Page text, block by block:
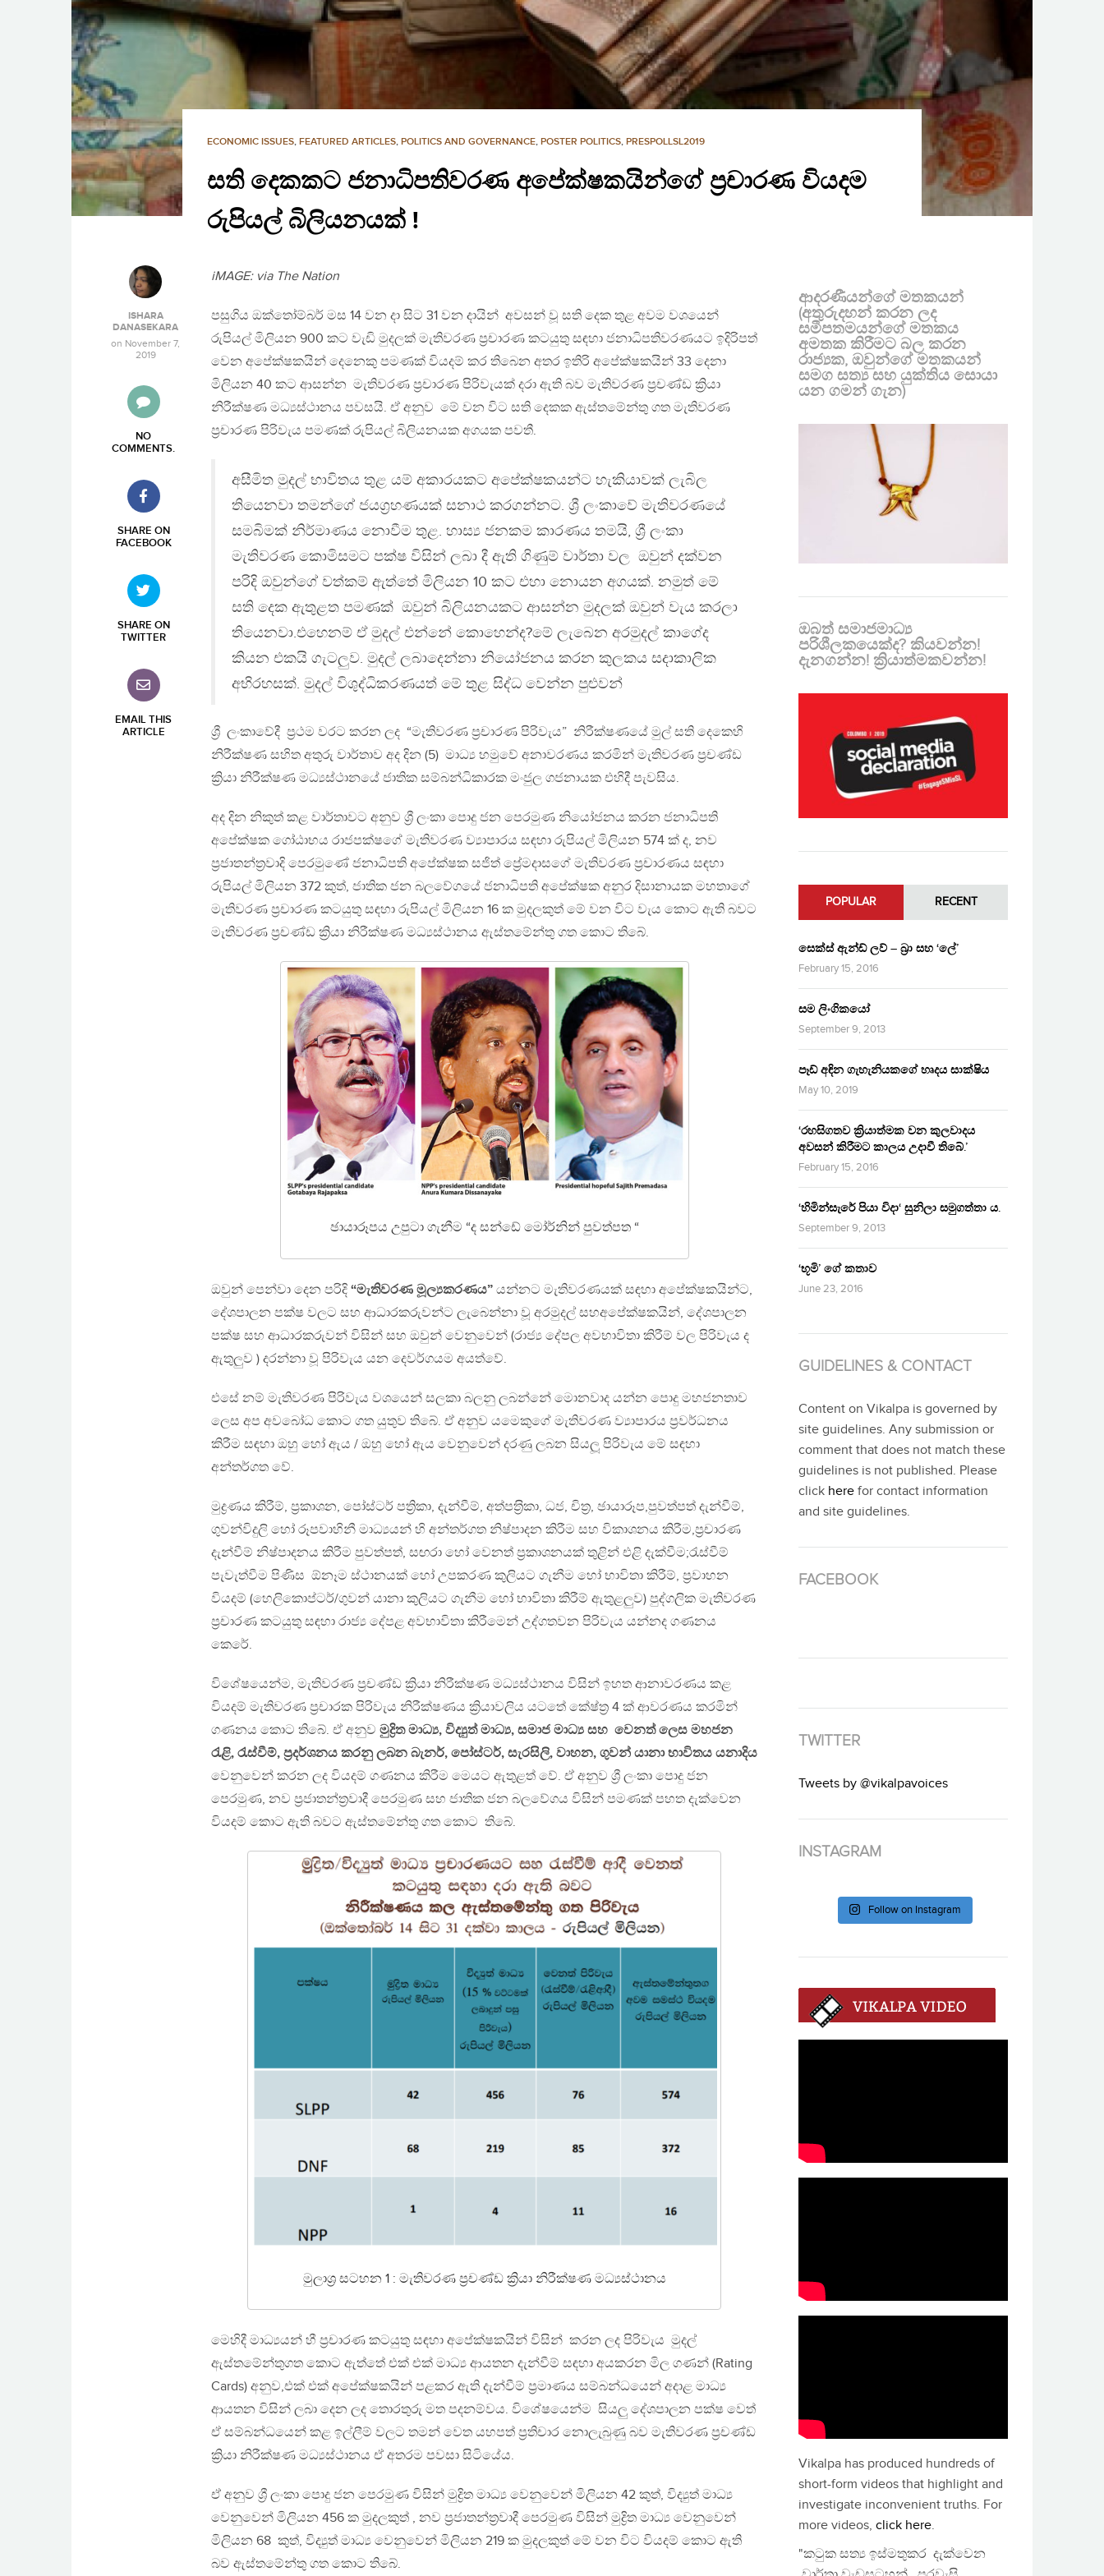
ECONOMIC ISSUES, FEATURED ARTICLES, POLITICS AND GOVERNANCE, POSTER POLITICS, PRESPOLLSL2019
සති දෙකකට ජනාධිපතිවරණ අපේක්ෂකයින්ගේ ප්‍රචාරණ වියදම
රුපියල් බිලියනයක් !
ISHARA
DANASEKARA
on November 7,
2019
NO
COMMENTS.
SHARE ON
FACEBOOK
SHARE ON
TWITTER
EMAIL THIS
ARTICLE
iMAGE: via The Nation
පසුගිය ඔක්තෝම්බර් මස 14 වන දා සිට 31 වන දායින් අවසන් වූ සති දෙක තුළ අවම වශයෙන්
රුපියල් මිලියන 900 කට වැඩි මුදලක් මැතිවරණ ප්‍රචාරණ කටයුතු සඳහා ජනාධිපතිවරණයට ඉදිරිපත්
වෙන අපේක්ෂකයින් දෙනෙකු පමණක් වියදම් කර තිබෙන අතර ඉතිරි අපේක්ෂකයින් 33 දෙනා
මිලියන 40 කට ආසන්න මැතිවරණ ප්‍රචාරණ පිරිවැයක් දරා ඇති බව මැතිවරණ ප්‍රචණ්ඩ ක්‍රියා
නිරීක්ෂණ මධ්‍යස්ථානය පවසයි. ඒ අනුව මේ වන විට සති දෙකක ඇස්තමේන්තු ගත මැතිවරණ
ප්‍රචාරණ පිරිවැය පමණක් රුපියල් බිලියනයක අගයක පවතී.
අසීමිත මුදල් භාවිතය තුළ යම් අකාරයකට අපේක්ෂකයන්ට හැකියාවක් ලැබිල
තියෙනවා තමන්ගේ ජයග්‍රහණයක් සනාථ කරගන්නට. ශ්‍රී ලංකාවේ මැතිවරණයේ
සමබිමක් නිර්මාණය නොවීම තුළ. හාස්‍ය ජනකම කාරණය තමයි, ශ්‍රී ලංකා
මැතිවරණ කොමිසමට පක්ෂ විසින් ලබා දී ඇති ගිණුම් වාර්තා වල ඔවුන් දක්වන
පරිදි ඔවුන්ගේ වත්කම් ඇත්තේ මිලියන 10 කට එහා නොයන අගයක්. නමුත් මේ
සති දෙක ඇතුළත පමණක් ඔවුන් බිලියනයකට ආසන්න මුදලක් ඔවුන් වැය කරලා
තියෙනවා.එහෙනම් ඒ මුදල් එන්නේ කොහෙන්ද?මේ ලැබෙන අරමුදල් කාගේද
කියන එකයි ගැටලුව. මුදල් ලබාදෙන්නා නියෝජනය කරන කුලකය සදාකාලික
අභිරහසක්. මුදල් විශුද්ධිකරණයත් මේ තුළ සිද්ධ වෙන්න පුළුවන්
ශ්‍රී ලංකාවේදී ප්‍රථම වරට කරන ලද “මැතිවරණ ප්‍රචාරණ පිරිවැය” නිරීක්ෂණයේ මුල් සති දෙකෙහි
නිරීක්ෂණ සහිත අතුරු වාර්තාව අද දින (5) මාධ්‍ය හමුවේ අනාවරණය කරමින් මැතිවරණ ප්‍රචණ්ඩ
ක්‍රියා නිරීක්ෂණ මධ්‍යස්ථානයේ ජාතික සම්බන්ධිකාරක මංජුල ගජනායක එහිදී පැවසිය.
අද දින නිකුත් කළ වාර්තාවට අනුව ශ්‍රී ලංකා පොදු ජන පෙරමුණ නියෝජනය කරන ජනාධිපති
අපේක්ෂක ගෝඨාභය රාජපක්ෂගේ මැතිවරණ ව්‍යාපාරය සඳහා රුපියල් මිලියන 574 ක් ද, නව
ප්‍රජාතන්ත්‍රවාදි පෙරමුණේ ජනාධිපති අපේක්ෂක සජිත් ප්‍රේමදාසගේ මැතිවරණ ප්‍රචාරණය සඳහා
රුපියල් මිලියන 372 කුත්, ජාතික ජන බලවේගයේ ජනාධිපති අපේක්ෂක අනුර දිසානායක මහතාගේ
මැතිවරණ ප්‍රචාරණ කටයුතු සඳහා රුපියල් මිලියන 16 ක මුදලකුත් මේ වන විට වැය කොට ඇති බවට
මැතිවරණ ප්‍රචණ්ඩ ක්‍රියා නිරීක්ෂණ මධ්‍යස්ථානය ඇස්තමේන්තු ගත කොට තිබේ.
ඡායාරූපය උපුටා ගැනීම “ද සන්ඩේ මෝර්නින් පුවත්පත “
ඔවුන් පෙන්වා දෙන පරිදි “මැතිවරණ මූල්‍යකරණය” යන්නට මැතිවරණයක් සඳහා අපේක්ෂකයින්ට,
දේශපාලන පක්ෂ වලට සහ ආධාරකරුවන්ට ලැබෙන්නා වූ අරමුදල් සහඅපේක්ෂකයින්, දේශපාලන
පක්ෂ සහ ආධාරකරුවන් විසින් සහ ඔවුන් වෙනුවෙන් (රාජ්‍ය දේපල අවභාවිතා කිරීම් වල පිරිවැය ද
ඇතුලුව ) දරන්නා වූ පිරිවැය යන දෙවර්ගයම අයත්වේ.
එසේ නම් මැතිවරණ පිරිවැය වශයෙන් සලකා බලනු ලබන්නේ මොනවාද යන්න පොදු මහජනතාව
ලෙස අප අවබෝධ කොට ගත යුතුව තිබේ. ඒ අනුව යමෙකුගේ මැතිවරණ ව්‍යාපාරය ප‍්‍රවර්ධනය
කිරීම සඳහා ඔහු හෝ ඇය / ඔහු හෝ ඇය වෙනුවෙන් දරණු ලබන සියලූ පිරිවැය මේ සඳහා
අන්තර්ගත වේ.
මුද්‍රණය කිරීම්, ප‍්‍රකාශන, පෝස්ටර් පත්‍රිකා, දැන්වීම්, අත්පත‍්‍රිකා, ධජ, චිත‍්‍ර, ඡායාරූප,පුවත්පත් දැන්වීම්,
ගුවන්විදුලි හෝ රූපවාහිනී මාධ්‍යයන් හි අන්තර්ගත නිෂ්පාදන කිරීම සහ විකාශනය කිරීම,ප්‍රචාරණ
දැන්වීම් නිෂ්පාදනය කිරීම පුවත්පත්, සඟරා හෝ වෙනත් ප‍්‍රකාශනයක් තුළින් එළි දැක්වීම;රැස්වීම්
පැවැත්වීම පිණිස ඕනෑම ස්ථානයක් හෝ උපකරණ කුලියට ගැනීම හෝ භාවිතා කිරීම්, ප්‍රවාහන
වියදම් (හෙලිකොප්ටර්/ගුවන් යානා කුලියට ගැනීම හෝ භාවිතා කිරීම් ඇතුළලුව) පුද්ගලික මැතිවරණ
ප‍්‍රචාරණ කටයුතු සඳහා රාජ්‍ය දේපළ අවභාවිතා කිරීමෙන් උද්ගතවන පිරිවැය යන්නද ගණනය
කෙරේ.
විශේෂයෙන්ම, මැතිවරණ ප්‍රචණ්ඩ ක්‍රියා නිරීක්ෂණ මධ්‍යස්ථානය විසින් ඉහත ආනාවරණය කළ
වියදම් මැතිවරණ ප්‍රචාරක පිරිවැය නිරීක්ෂණය ක්‍රියාවලිය යටතේ කේෂ්ත්‍ර 4 ක් ආවරණය කරමින්
ගණනය කොට තිබේ. ඒ අනුව මුද්‍රිත මාධ්‍ය, විද්‍යුත් මාධ්‍ය, සමාජ මාධ්‍ය සහ වෙනත් ලෙස මහජන
රැළි, රැස්වීම්, ප්‍රදර්ශනය කරනු ලබන බැනර්, පෝස්ටර්, සැරසිලි, වාහන, ගුවන් යානා භාවිතය යනාදිය
වෙනුවෙන් කරන ලද වියදම් ගණනය කිරීම මෙයට ඇතුළත් වේ. ඒ අනුව ශ්‍රී ලංකා පොදු ජන
පෙරමුණ, නව ප්‍රජාතන්ත්‍රවාදී පෙරමුණ සහ ජාතික ජන බලවේගය විසින් පමණක් පහත දැක්වෙන
වියදම් කොට ඇති බවට ඇස්තමේන්තු ගත කොට තිබේ.
මුලාශ්‍ර සටහන 1 : මැතිවරණ ප්‍රචණ්ඩ ක්‍රියා නිරීක්ෂණ මධ්‍යස්ථානය
මෙහිදී මාධ්‍යයන් හී ප්‍රචාරණ කටයුතු සඳහා අපේක්ෂකයින් විසින් කරන ලද පිරිවැය මුදල්
ඇස්තමේන්තුගත කොට ඇත්තේ එක් එක් මාධ්‍ය ආයතන දැන්වීම් සඳහා අයකරන මිල ගණන් (Rating
Cards) අනුව,එක් එක් අපේක්ෂකයින් පළකර ඇති දැන්වීම් ප්‍රමාණය සම්බන්ධයෙන් අදාළ මාධ්‍ය
ආයතන විසින් ලබා දෙන ලද තොරතුරු මත පදනම්වය. විශේෂයෙන්ම සියලු දේශපාලන පක්ෂ වෙත්
ඒ සම්බන්ධයෙන් කළ ඉල්ලීම් වලට තමන් වෙත යහපත් ප්‍රතිචාර නොලැබුණු බව මැතිවරණ ප්‍රචණ්ඩ
ක්‍රියා නිරීක්ෂණ මධ්‍යස්ථානය ඒ අතරම පවසා සිටියේය.
ඒ අනුව ශ්‍රී ලංකා පොදු ජන පෙරමුණ විසින් මුද්‍රිත මාධ්‍ය වෙනුවෙන් මිලියන 42 කුත්, විද්‍යුත් මාධ්‍ය
වෙනුවෙන් මිලියන 456 ක මුදලකුත් , නව ප්‍රජාතන්ත්‍රවාදී පෙරමුණ විසින් මුද්‍රිත මාධ්‍ය වෙනුවෙන්
මිලියන 68 කුත්, විද්‍යුත් මාධ්‍ය වෙනුවෙන් මිලියන 219 ක මුදලකුත් මේ වන විට වියදම් කොට ඇති
බව ඇස්තමේන්තු ගත කොට තිබේ.
ආදරණීයන්ගේ මතකයන්
(අතුරුදහන් කරන ලද
සමීපතමයන්ගේ මතකය
අමතක කිරීමට බල කරන
රාජ්‍යක, ඔවුන්ගේ මතකයන්
සමග සත්‍ය සහ යුක්තිය සොයා
යන ගමන් ගැන)
ඔබත් සමාජමාධ්‍ය
පරිශීලකයෙක්ද? කියවන්න!
දැනගන්න! ක්‍රියාත්මකවන්න!
POPULAR RECENT
සෙක්ස් ඇන්ඩ් ලව් – බ්‍රා සහ ‘ලේ’
February 15, 2016
සම ලිංගිකයෝ
September 9, 2013
පෑඩ් අඳින ගැහැනියකගේ හෘදය සාක්ෂිය
May 10, 2019
‘රහසිගතව ක්‍රියාත්මක වන කුලවාදය
අවසන් කිරීමට කාලය උදාවී තිබේ.’
February 15, 2016
‘හිමින්සැරේ පියා විදා‘ සුනිලා සමුගත්තා ය.
September 9, 2013
‘භූමි’ ගේ කතාව
June 23, 2016
GUIDELINES & CONTACT
Content on Vikalpa is governed by
site guidelines. Any submission or
comment that does not match these
guidelines is not published. Please
click here for contact information
and site guidelines.
FACEBOOK
TWITTER
Tweets by @vikalpavoices
INSTAGRAM
Follow on Instagram
Vikalpa has produced hundreds of
short-form videos that highlight and
investigate inconvenient truths. For
more videos, click here.
"කටුක සත්‍ය ඉස්මතුකර දැක්වෙන